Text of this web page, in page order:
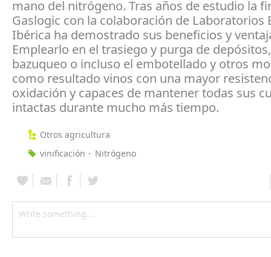
mano del nitrógeno. Tras años de estudio la
Gaslogic con la colaboración de Laboratorios
Ibérica ha demostrado sus beneficios y
Emplearlo en el trasiego y purga de
bazuqueo o incluso el embotellado y otros
como resultado vinos con una mayor
oxidación y capaces de mantener todas sus
intactas durante mucho más tiempo.
Otros agricultura
vinificación
Nitrógeno